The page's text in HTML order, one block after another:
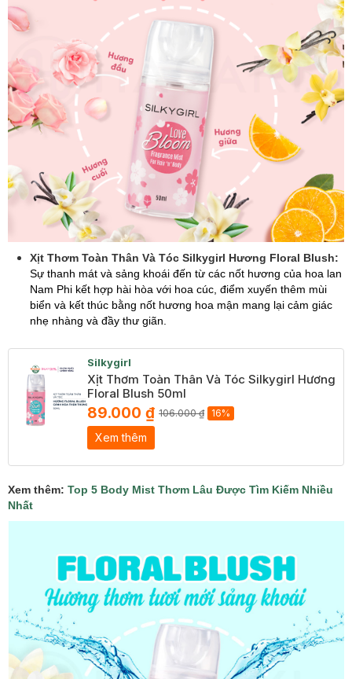
Xịt Thơm Toàn Thân Và Tóc Silkygirl Hương Floral Blush:
Sự thanh mát và sảng khoái đến từ các nốt hương của hoa lan
Nam Phi kết hợp hài hòa với hoa cúc, điểm xuyến thêm mùi
biển và kết thúc bằng nốt hương hoa mận mang lại cảm giác
nhẹ nhàng và đầy thư giãn.
Silkygirl
Xịt Thơm Toàn Thân Và Tóc Silkygirl Hương
Floral Blush 50ml
89.000 ₫ 106.000 ₫ 16%
Xem thêm
Xem thêm: Top 5 Body Mist Thơm Lâu Được Tìm Kiếm Nhiều
Nhất